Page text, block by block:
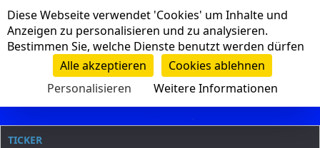
Navigation
Clanname
TICKER
Cookie-Einstellungen
Diese Webseite verwendet 'Cookies' um Inhalte und
Anzeigen zu personalisieren und zu analysieren.
Bestimmen Sie, welche Dienste benutzt werden dürfen
Alle akzeptieren
Cookies ablehnen
Personalisieren
Weitere Informationen